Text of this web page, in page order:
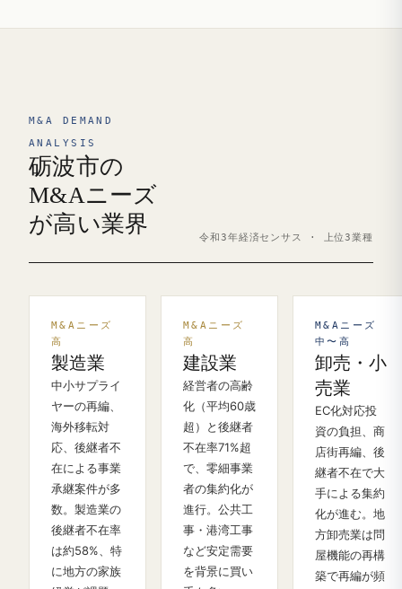
M&A DEMAND
ANALYSIS
砺波市の
M&Aニーズ
が高い業界
令和3年経済センサス · 上位3業種
M&Aニーズ
高
製造業
中小サプライ
ヤーの再編、
海外移転対
応、後継者不
在による事業
承継案件が多
数。製造業の
後継者不在率
は約58%、特
に地方の家族
M&Aニーズ
高
建設業
経営者の高齢
化（平均60歳
超）と後継者
不在率71%超
で、零細事業
者の集約化が
進行。公共工
事・港湾工事
など安定需要
を背景に買い
M&Aニーズ
中〜高
卸売・小
売業
EC化対応投
資の負担、商
店街再編、後
継者不在で大
手による集約
化が進む。地
方卸売業は問
屋機能の再構
築で再編が頻